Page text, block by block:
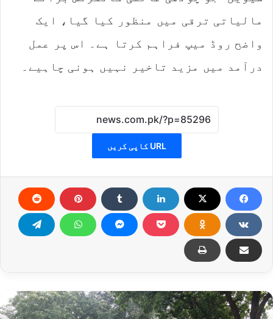
مالیاتی ترقی میں منظور کیا گیا، ایک
واضح روڈ میپ فراہم کرتا ہے۔ اس پر عمل
درآمد میں مزید تاخیر نہیں ہونی چاہیے۔
URL کاپی کریں